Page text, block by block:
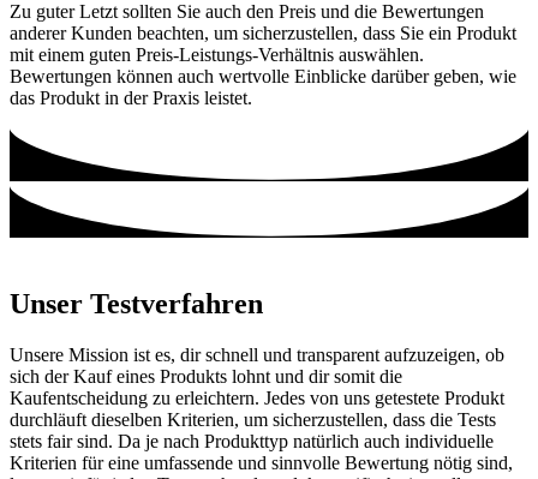
Zu guter Letzt sollten Sie auch den Preis und die Bewertungen
anderer Kunden beachten, um sicherzustellen, dass Sie ein Produkt
mit einem guten Preis-Leistungs-Verhältnis auswählen.
Bewertungen können auch wertvolle Einblicke darüber geben, wie
das Produkt in der Praxis leistet.
Unser Testverfahren
Unsere Mission ist es, dir schnell und transparent aufzuzeigen, ob
sich der Kauf eines Produkts lohnt und dir somit die
Kaufentscheidung zu erleichtern. Jedes von uns getestete Produkt
durchläuft dieselben Kriterien, um sicherzustellen, dass die Tests
stets fair sind. Da je nach Produkttyp natürlich auch individuelle
Kriterien für eine umfassende und sinnvolle Bewertung nötig sind,